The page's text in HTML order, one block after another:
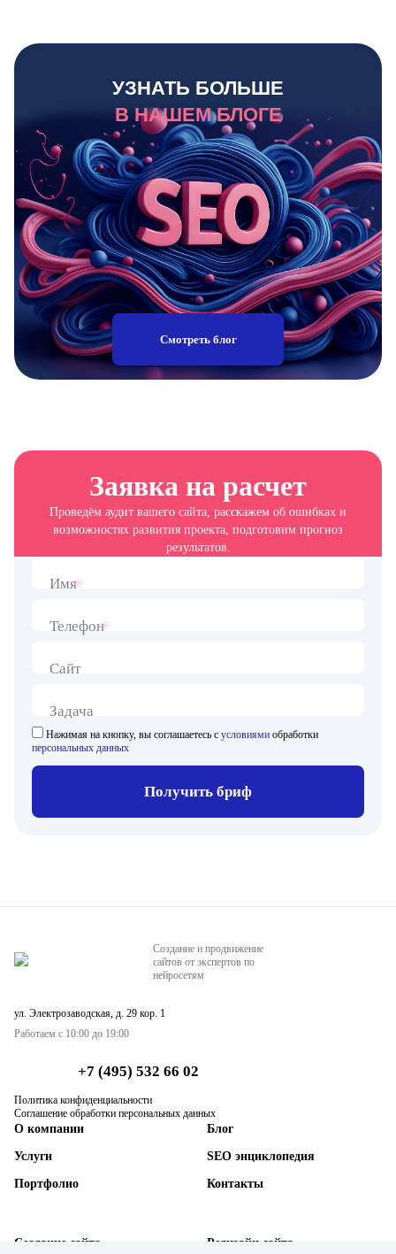
УЗНАТЬ БОЛЬШЕ
В НАШЕМ БЛОГЕ
Смотреть блог
Заявка на расчет
Проведём аудит вашего сайта, расскажем об ошибках и
возможностях развития проекта, подготовим прогноз
результатов.
Имя*
Телефон*
Сайт
Задача
Нажимая на кнопку, вы соглашаетесь с условиями обработки
персональных данных
Получить бриф
Создание и продвижение
сайтов от экспертов по
нейросетям
ул. Электрозаводская, д. 29 кор. 1
Работаем с 10:00 до 19:00
+7 (495) 532 66 02
Политика конфиденциальности
Соглашение обработки персональных данных
О компании
Услуги
Портфолио
Блог
SEO энциклопедия
Контакты
Создание сайта Редизайн сайта